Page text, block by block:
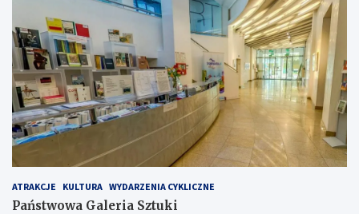
ATRAKCJE KULTURA WYDARZENIA CYKLICZNE
Państwowa Galeria Sztuki